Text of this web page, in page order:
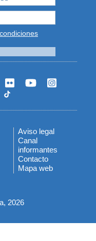
condiciones
Menú
del
pie
Aviso legal
Canal
informantes
Contacto
Mapa web
2026